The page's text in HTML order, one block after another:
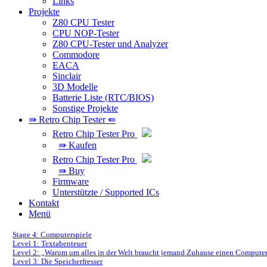
Projekte
Z80 CPU Tester
CPU NOP-Tester
Z80 CPU-Tester und Analyzer
Commodore
EACA
Sinclair
3D Modelle
Batterie Liste (RTC/BIOS)
Sonstige Projekte
⇛ Retro Chip Tester ⇚
Retro Chip Tester Pro
⇛ Kaufen
Retro Chip Tester Pro
⇛ Buy
Firmware
Unterstützte / Supported ICs
Kontakt
Menü
Stage 4: Computerspiele
Level 1: Textabenteuer
Level 2: „Warum um alles in der Welt braucht jemand Zuhause einen
Level 3: Die Speicherfresser